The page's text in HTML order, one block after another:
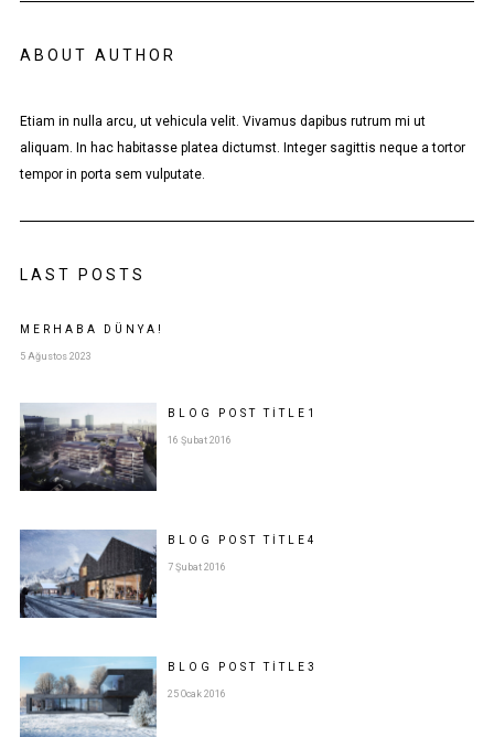
ABOUT AUTHOR
Etiam in nulla arcu, ut vehicula velit. Vivamus dapibus rutrum mi ut
aliquam. In hac habitasse platea dictumst. Integer sagittis neque a tortor
tempor in porta sem vulputate.
LAST POSTS
MERHABA DÜNYA!
5 Ağustos 2023
BLOG POSTTITLE 1
16 Şubat 2016
BLOG POSTTITLE 4
7 Şubat 2016
BLOG POSTTITLE 3
25 Ocak 2016